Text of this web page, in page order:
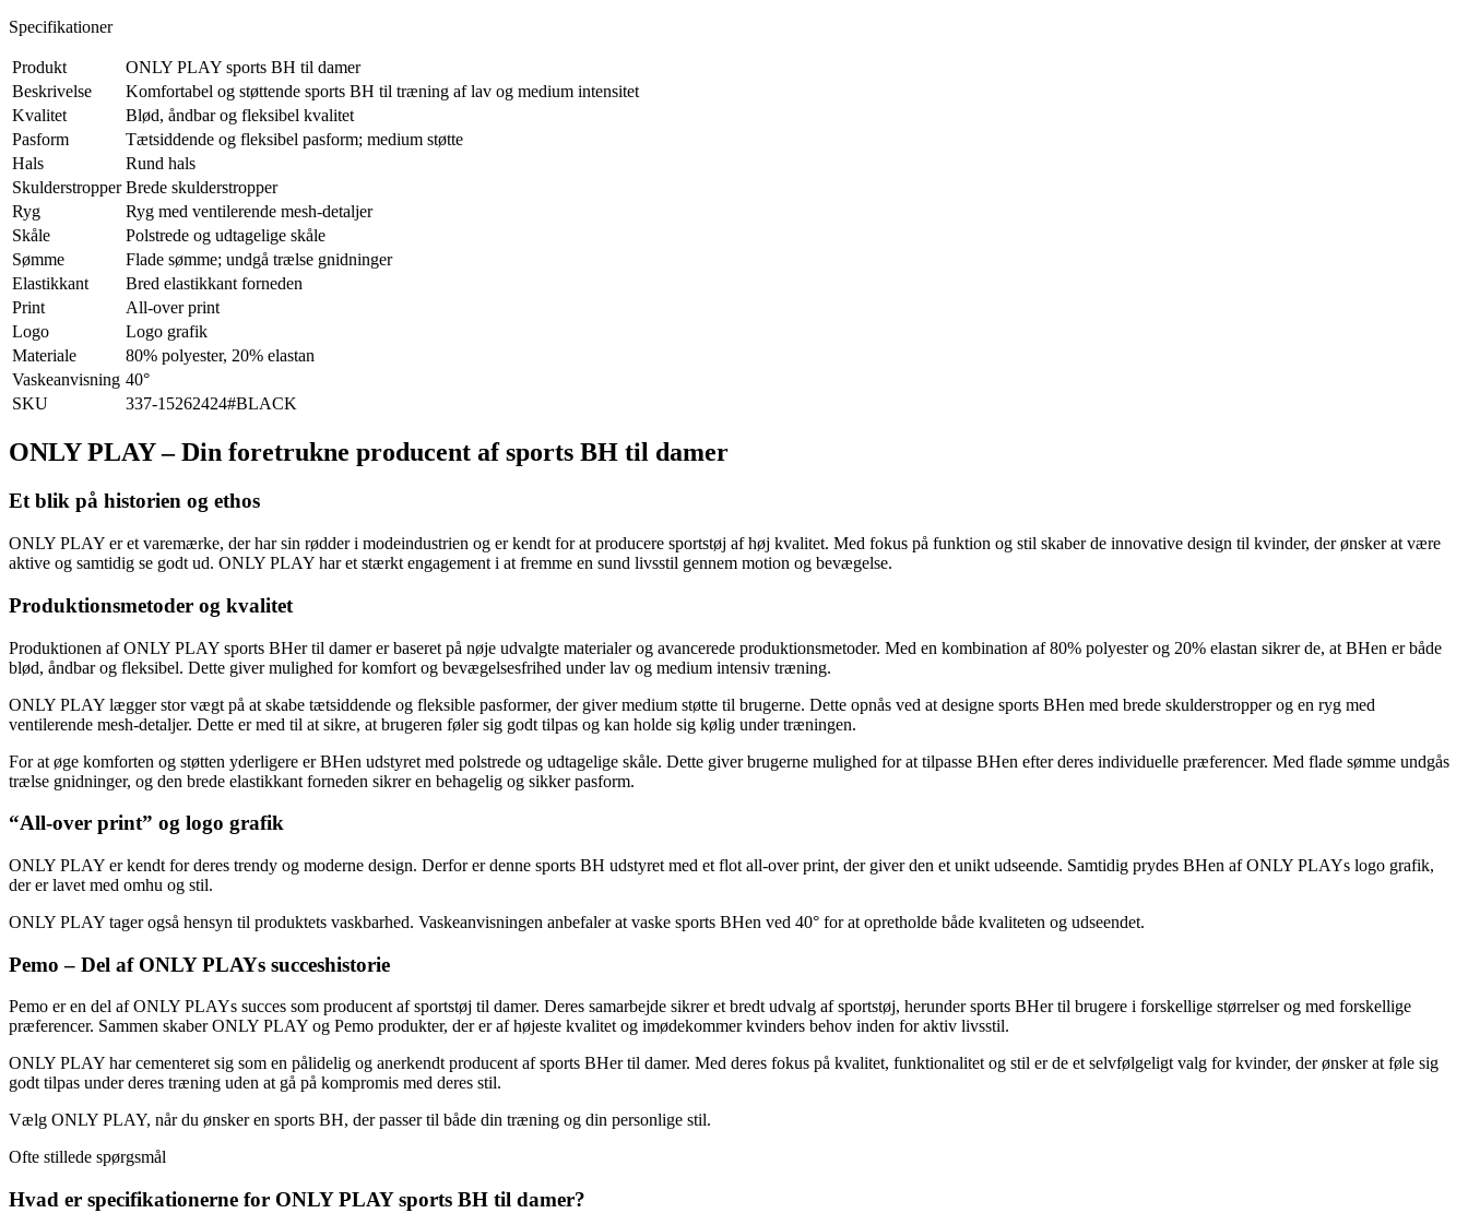
Specifikationer
Produkt
ONLY PLAY sports BH til damer
Beskrivelse
Komfortabel og støttende sports BH til træning af lav og medium intensitet
Kvalitet
Blød, åndbar og fleksibel kvalitet
Pasform
Tætsiddende og fleksibel pasform; medium støtte
Hals
Rund hals
Skulderstropper Brede skulderstropper
Ryg
Ryg med ventilerende mesh-detaljer
Skåle
Polstrede og udtagelige skåle
Sømme
Flade sømme; undgå trælse gnidninger
Elastikkant
Bred elastikkant forneden
Print
All-over print
Logo
Logo grafik
Materiale
80% polyester, 20% elastan
Vaskeanvisning 40°
SKU
337-15262424#BLACK
ONLY PLAY – Din foretrukne producent af sports BH til damer
Et blik på historien og ethos
ONLY PLAY er et varemærke, der har sin rødder i modeindustrien og er kendt for at producere sportstøj af høj kvalitet. Med fokus på funktion og stil skaber de innovative design til kvinder, der ønsker at være
aktive og samtidig se godt ud. ONLY PLAY har et stærkt engagement i at fremme en sund livsstil gennem motion og bevægelse.
Produktionsmetoder og kvalitet
Produktionen af ONLY PLAY sports BHer til damer er baseret på nøje udvalgte materialer og avancerede produktionsmetoder. Med en kombination af 80% polyester og 20% elastan sikrer de, at BHen er både
blød, åndbar og fleksibel. Dette giver mulighed for komfort og bevægelsesfrihed under lav og medium intensiv træning.
ONLY PLAY lægger stor vægt på at skabe tætsiddende og fleksible pasformer, der giver medium støtte til brugerne. Dette opnås ved at designe sports BHen med brede skulderstropper og en ryg med
ventilerende mesh-detaljer. Dette er med til at sikre, at brugeren føler sig godt tilpas og kan holde sig kølig under træningen.
For at øge komforten og støtten yderligere er BHen udstyret med polstrede og udtagelige skåle. Dette giver brugerne mulighed for at tilpasse BHen efter deres individuelle præferencer. Med flade sømme undgås
trælse gnidninger, og den brede elastikkant forneden sikrer en behagelig og sikker pasform.
“All-over print” og logo grafik
ONLY PLAY er kendt for deres trendy og moderne design. Derfor er denne sports BH udstyret med et flot all-over print, der giver den et unikt udseende. Samtidig prydes BHen af ONLY PLAYs logo grafik,
der er lavet med omhu og stil.
ONLY PLAY tager også hensyn til produktets vaskbarhed. Vaskeanvisningen anbefaler at vaske sports BHen ved 40° for at opretholde både kvaliteten og udseendet.
Pemo – Del af ONLY PLAYs succeshistorie
Pemo er en del af ONLY PLAYs succes som producent af sportstøj til damer. Deres samarbejde sikrer et bredt udvalg af sportstøj, herunder sports BHer til brugere i forskellige størrelser og med forskellige
præferencer. Sammen skaber ONLY PLAY og Pemo produkter, der er af højeste kvalitet og imødekommer kvinders behov inden for aktiv livsstil.
ONLY PLAY har cementeret sig som en pålidelig og anerkendt producent af sports BHer til damer. Med deres fokus på kvalitet, funktionalitet og stil er de et selvfølgeligt valg for kvinder, der ønsker at føle sig
godt tilpas under deres træning uden at gå på kompromis med deres stil.
Vælg ONLY PLAY, når du ønsker en sports BH, der passer til både din træning og din personlige stil.
Ofte stillede spørgsmål
Hvad er specifikationerne for ONLY PLAY sports BH til damer?